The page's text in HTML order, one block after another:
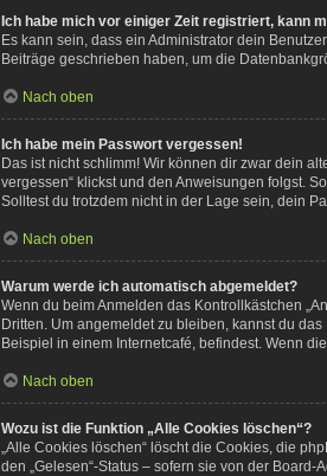
Ich habe mich vor einiger Zeit registriert, kann
Es kann sein, dass ein Administrator dein
Beiträge geschrieben haben, um die
Nach oben
Ich habe mein Passwort vergessen!
Das ist nicht schlimm! Wir können dir zwar dein
vergessen“ klickst und den Anweisungen folgst.
Solltest du trotzdem nicht in der Lage sein, dein
Nach oben
Warum werde ich automatisch abgemeldet?
Wenn du beim Anmelden das Kontrollkästchen
Dritten. Um angemeldet zu bleiben, kannst du
Beispiel in einem Internetcafé, befindest. Wenn
Nach oben
Wozu ist die Funktion „Alle Cookies löschen“?
„Alle Cookies löschen“ löscht die Cookies, die
den „Gelesen“-Status – sofern sie von der